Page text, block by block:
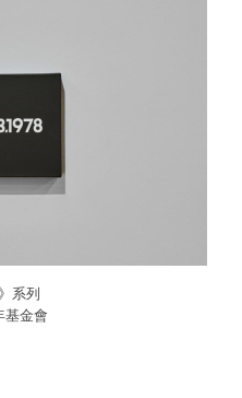
系列
基金會